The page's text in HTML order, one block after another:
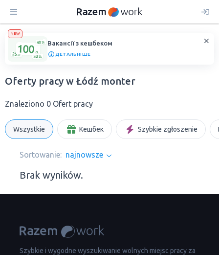
NEW
Вакансії з кешбеком
ДЕТАЛЬНІШЕ
Oferty pracy w Łódź monter
Znaleziono 0 Ofert pracy
Wszystkie Кешбек Szybkie zgłoszenie
Sortowanie: najnowsze
Brak wyników.
Szybkie i wygodne wyszukiwanie wolnych miejsc pracy za